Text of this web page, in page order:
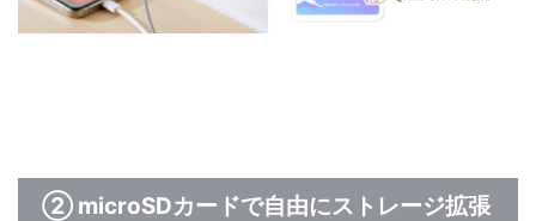
② microSDカードで自由にストレージ拡張